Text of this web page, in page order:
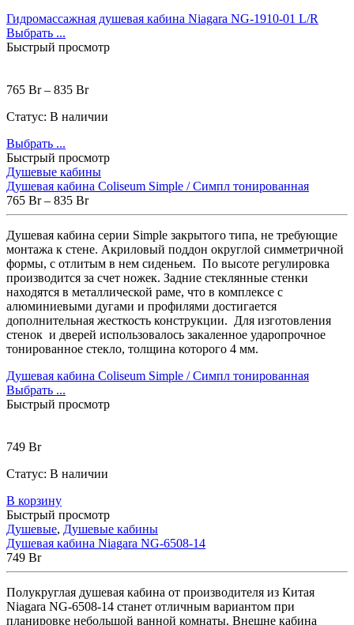
Гидромассажная душевая кабина Niagara NG-1910-01 L/R
Выбрать ...
Быстрый просмотр
765 Br– 835 Br
Статус: В наличии
Выбрать ...
Быстрый просмотр
Душевые кабины
Душевая кабина Coliseum Simple / Симпл тонированная
765 Br– 835 Br
Душевая кабина серии Simple закрытого типа, не требующие
монтажа к стене. Акриловый поддон округлой симметричной
формы, с отлитым в нем сиденьем. По высоте регулировка
производится за счет ножек. Задние стеклянные стенки
находятся в металлической раме, что в комплексе с
алюминиевыми дугами и профилями достигается
дополнительная жесткость конструкции. Для изготовления
стенок и дверей использовалось закаленное ударопрочное
тонированное стекло, толщина которого 4 мм.
Душевая кабина Coliseum Simple / Симпл тонированная
Выбрать ...
Быстрый просмотр
749 Br
Статус: В наличии
В корзину
Быстрый просмотр
Душевые, Душевые кабины
Душевая кабина Niagara NG-6508-14
749 Br
Полукруглая душевая кабина от производителя из Китая
Niagara NG-6508-14 станет отличным вариантом при
планировке небольшой ванной комнаты. Внешне кабина